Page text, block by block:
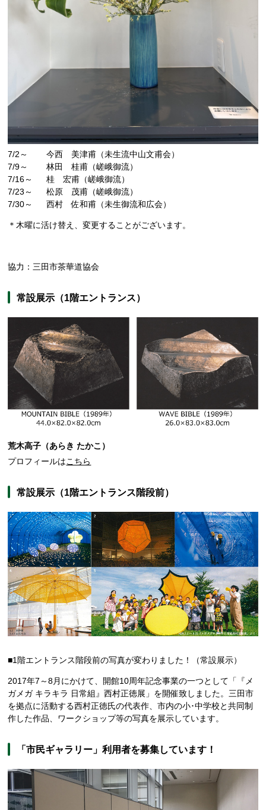
7/2～
今西 美津甫（未生流中山文甫会）
7/9～
林田 桂甫（嵯峨御流）
7/16～
桂 宏甫（嵯峨御流）
7/23～
松原 茂甫（嵯峨御流）
7/30～
西村 佐和甫（未生御流和広会）
＊木曜に活け替え、変更することがございます。
協力：三田市茶華道協会
常設展示（1階エントランス）
荒木高子（あらき たかこ）
プロフィールはこちら
常設展示（1階エントランス階段前）
■1階エントランス階段前の写真が変わりました！（常設展示）
2017年7～8月にかけて、開館10周年記念事業の一つとして「『メ
ガメガ キラキラ 日常組』西村正徳展」を開催致しました。三田市
を拠点に活動する西村正徳氏の代表作、市内の小･中学校と共同制
作した作品、ワークショップ等の写真を展示しています。
「市民ギャラリー」利用者を募集しています！